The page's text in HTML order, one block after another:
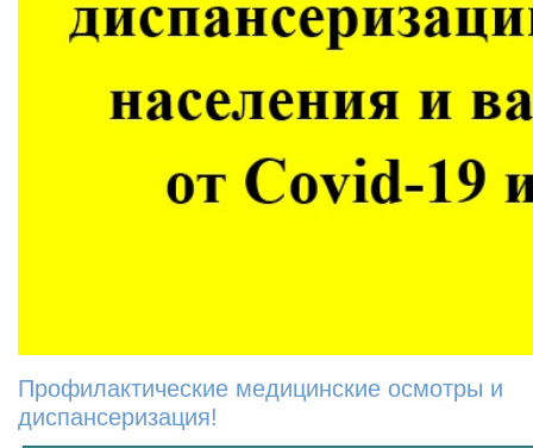
Профилактические медицинские осмотры и
диспансеризация!